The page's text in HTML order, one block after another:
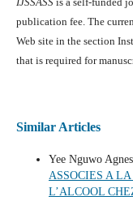
publication fee. The
Web site in the section
that is required for
Similar Articles
Yee Nguwo
ASSOCIES A
L’ALCOOL